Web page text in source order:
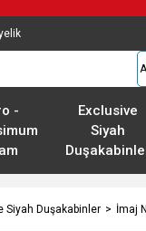
-
Exclusive
Siyah
Siyah Duşakabinler İmaj